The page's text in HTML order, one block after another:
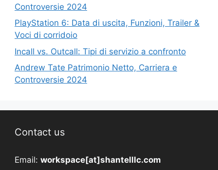
Controversie 2024
PlayStation 6: Data di uscita, Funzioni, Trailer &
Voci di corridoio
Incall vs. Outcall: Tipi di servizio a confronto
Andrew Tate Patrimonio Netto, Carriera e
Controversie 2024
Contact us
Email: workspace[at]shantelllc.com